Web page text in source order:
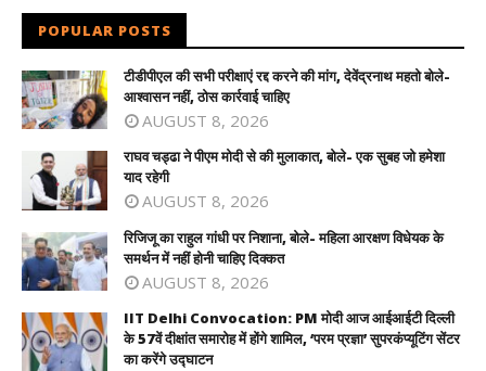
POPULAR POSTS
टीडीपीएल की सभी परीक्षाएं रद्द करने की मांग, देवेंद्रनाथ महतो बोले-
आश्वासन नहीं, ठोस कार्रवाई चाहिए
AUGUST 8, 2026
राघव चड्ढा ने पीएम मोदी से की मुलाकात, बोले- एक सुबह जो हमेशा
याद रहेगी
AUGUST 8, 2026
रिजिजू का राहुल गांधी पर निशाना, बोले- महिला आरक्षण विधेयक के
समर्थन में नहीं होनी चाहिए दिक्कत
AUGUST 8, 2026
IIT Delhi Convocation: PM मोदी आज आईआईटी दिल्ली
के 57वें दीक्षांत समारोह में होंगे शामिल, ‘परम प्रज्ञा’ सुपरकंप्यूटिंग सेंटर
का करेंगे उद्घाटन